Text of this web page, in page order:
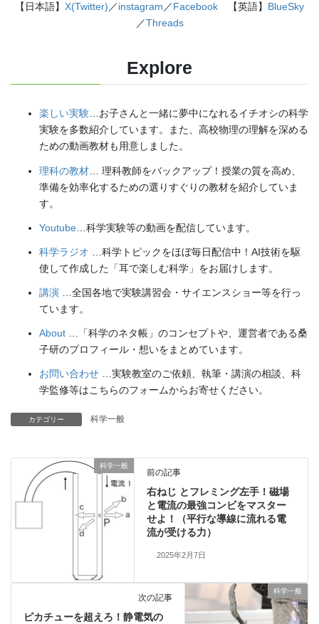
【日本語】 X(Twitter)／instagram／Facebook 【英語】 BlueSky
／Threads
Explore
楽しい実験…お子さんと一緒に夢中になれるイチオシの科学
実験を多数紹介しています。また、高校物理の理解を深める
ための動画教材も用意しました。
理科の教材 … 理科教師をバックアップ！授業の質を高め、
準備を効率化するための選りすぐりの教材を紹介していま
す。
Youtube …科学実験等の動画を配信しています。
科学ラジオ …科学トピックをほぼ毎日配信中！AI技術を駆
使して作成した「耳で楽しむ科学」をお届けします。
講演 …全国各地で実験講習会・サイエンスショー等を行っ
ています。
About …「科学のネタ帳」のコンセプトや、運営者である桑
子研のプロフィール・想いをまとめています。
お問い合わせ …実験教室のご依頼、執筆・講演の相談、科
学監修等はこちらのフォームからお寄せください。
カテゴリー 科学一般
科学一般
前の記事
右ねじ とフレミング左手！磁場
と電流の最強コンビをマスター
せよ！（平行な導線に流れる電
流が受ける力）
2025年2月7日
科学一般
次の記事
ピカチューを超えろ！静電気の